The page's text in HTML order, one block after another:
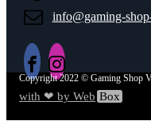
info@gaming-
Copyright2022 © Gaming Shop
with ❤ by Web Box